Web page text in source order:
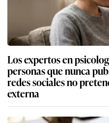
Los expertos en
personas que nunca
redes sociales no
externa